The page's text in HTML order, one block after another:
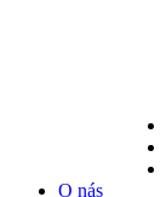
O nás